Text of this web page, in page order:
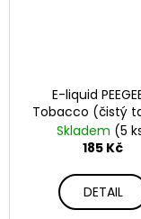
E-liquid
Tobacco (čistý
10ml
Skladem (5
185 Kč
DETAIL